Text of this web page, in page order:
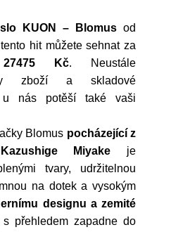
KUON – Blomus od
hit můžete sehnat za
27475 Kč. Neustále
zboží a skladové
u nás potěší také vaši
Blomus pocházející z
Miyake je
tvary, udržitelnou
na dotek a vysokým
designu a zemité
s přehledem zapadne do